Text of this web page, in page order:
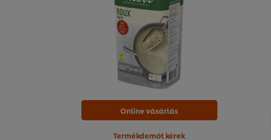
Online vásárlás
Termékdemót kérek